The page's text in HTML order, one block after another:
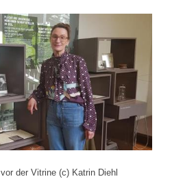
der Vitrine (c) Katrin Diehl